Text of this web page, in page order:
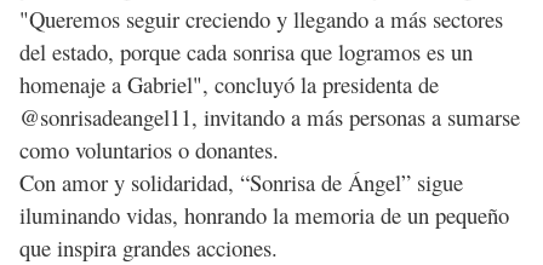
"Queremos seguir creciendo y llegando a más sectores
del estado, porque cada sonrisa que logramos es un
homenaje a Gabriel", concluyó la presidenta de
@sonrisadeangel11, invitando a más personas a sumarse
como voluntarios o donantes.
Con amor y solidaridad, “Sonrisa de Ángel” sigue
iluminando vidas, honrando la memoria de un pequeño
que inspira grandes acciones.